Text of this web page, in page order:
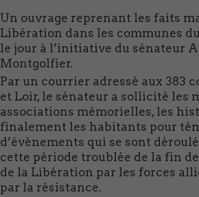
Un ouvrage reprenant les faits
Libération dans les communes
le jour à l’initiative du sénateur
Montgolfier.
Par un courrier adressé aux 383
et Loir, le sénateur a sollicité les
associations mémorielles, les
finalement les habitants pour
d’évènements qui se sont
cette période troublée de la fin
de la Libération par les forces
par la résistance.